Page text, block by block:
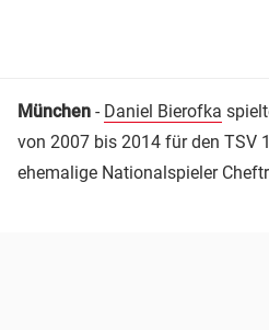
München - Daniel Bierofka
von 2007 bis 2014 für den TSV
ehemalige Nationalspieler